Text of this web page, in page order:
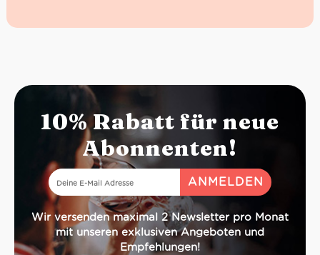
10% Rabatt für neue
Abonnenten!
Wir versenden maximal 2 Newsletter pro Monat
mit unseren exklusiven Angeboten und
Empfehlungen!